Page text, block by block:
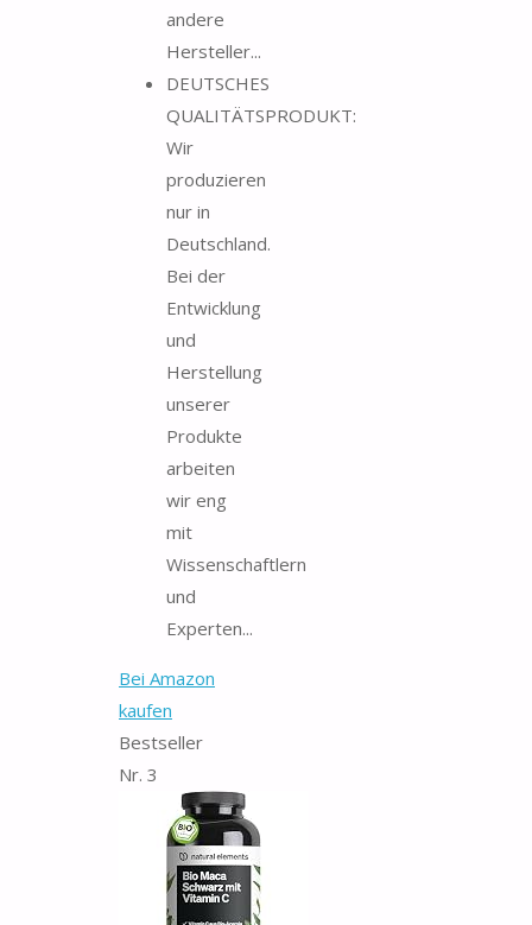
andere
Hersteller...
DEUTSCHES
QUALITÄTSPRODUKT:
Wir
produzieren
nur in
Deutschland.
Bei der
Entwicklung
und
Herstellung
unserer
Produkte
arbeiten
wir eng
mit
Wissenschaftlern
und
Experten...
Bei Amazon
kaufen
Bestseller
Nr. 3